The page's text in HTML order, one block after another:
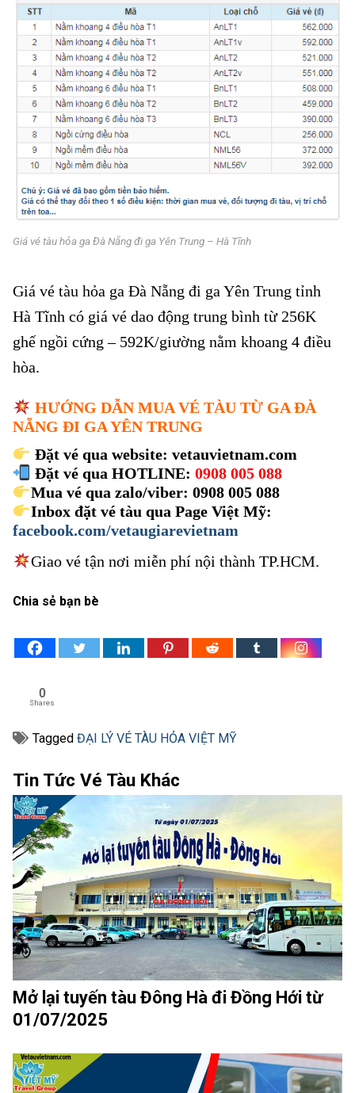
Giá vé tàu hỏa ga Đà Nẵng đi ga Yên Trung – Hà Tĩnh
Giá vé tàu hỏa ga Đà Nẵng đi ga Yên Trung tỉnh
Hà Tĩnh có giá vé dao động trung bình từ 256K
ghế ngồi cứng – 592K/giường nằm khoang 4 điều
hòa.
HƯỚNG DẪN MUA VÉ TÀU TỪ GA ĐÀ
NẴNG ĐI GA YÊN TRUNG
Đặt vé qua website: vetauvietnam.com
Đặt vé qua HOTLINE: 0908 005 088
Mua vé qua zalo/viber: 0908 005 088
Inbox đặt vé tàu qua Page Việt Mỹ:
facebook.com/vetaugiarevietnam
Giao vé tận nơi miễn phí nội thành TP.HCM.
Chia sẻ bạn bè
0
Shares
Tagged ĐẠI LÝ VÉ TÀU HỎA VIỆT MỸ
Tin Tức Vé Tàu Khác
Mở lại tuyến tàu Đông Hà đi Đồng Hới từ
01/07/2025